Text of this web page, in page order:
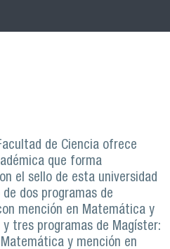
de Ciencia ofrece
que forma
el sello de esta universidad
dos programas de
mención en Matemática y
tres programas de Magíster:
y mención en